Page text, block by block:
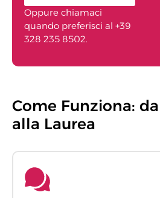
Oppure chiamaci
quando preferisci al +39
328 235 8502.
Come Funziona:
alla Laurea